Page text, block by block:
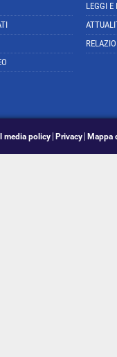
LEGGI E
media policy Privacy Mappa